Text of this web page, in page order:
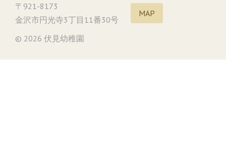
〒921-8173
金沢市円光寺3丁目11番30号
MAP
© 2026 伏見幼稚園